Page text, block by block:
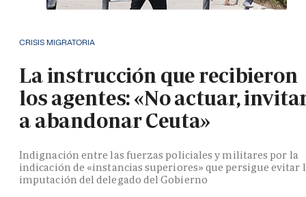
CRISIS MIGRATORIA
La instrucción que recibieron
los agentes: «No actuar,
a abandonar Ceuta»
Indignación entre las fuerzas policiales y militares por la
indicación de «instancias superiores» que persigue evitar
imputación del delegado del Gobierno